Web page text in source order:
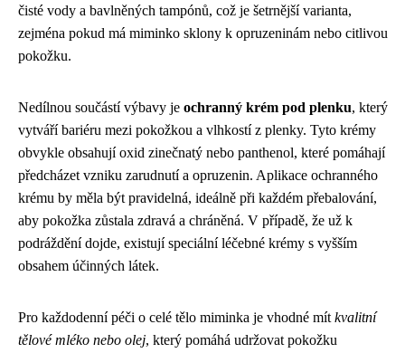
čisté vody a bavlněných tampónů, což je šetrnější varianta,
zejména pokud má miminko sklony k opruzeninám nebo citlivou
pokožku.
Nedílnou součástí výbavy je ochranný krém pod plenku, který
vytváří bariéru mezi pokožkou a vlhkostí z plenky. Tyto krémy
obvykle obsahují oxid zinečnatý nebo panthenol, které pomáhají
předcházet vzniku zarudnutí a opruzenin. Aplikace ochranného
krému by měla být pravidelná, ideálně při každém přebalování,
aby pokožka zůstala zdravá a chráněná. V případě, že už k
podráždění dojde, existují speciální léčebné krémy s vyšším
obsahem účinných látek.
Pro každodenní péči o celé tělo miminka je vhodné mít kvalitní
tělové mléko nebo olej, který pomáhá udržovat pokožku